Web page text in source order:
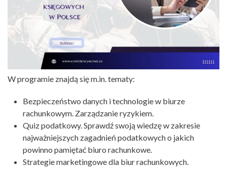
W programie znajdą się m.in. tematy:
Bezpieczeństwo danych i technologie w biurze
rachunkowym. Zarządzanie ryzykiem.
Quiz podatkowy. Sprawdź swoją wiedzę w zakresie
najważniejszych zagadnień podatkowych o jakich
powinno pamiętać biuro rachunkowe.
Strategie marketingowe dla biur rachunkowych.